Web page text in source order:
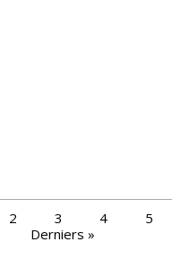
2 3 4 5
Derniers »